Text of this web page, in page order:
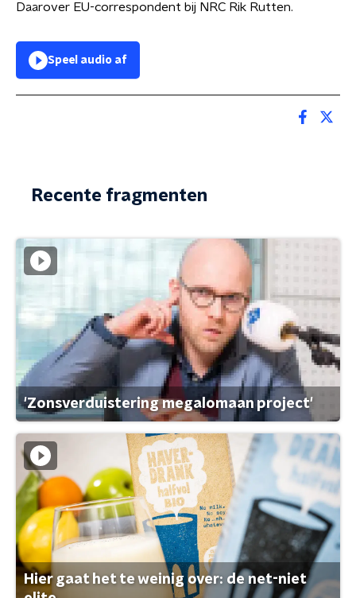
Daarover EU-correspondent bij NRC Rik Rutten.
Speel audio af
Recente fragmenten
'Zonsverduistering megalomaan project'
Hier gaat het te weinig over: de net-niet